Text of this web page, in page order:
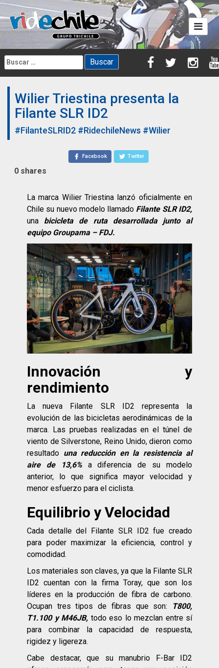
Skip
to
content
Buscar:
Wilier Triestina presenta la
Filante SLR ID2
#FilanteSLRID2 #RidechileNews #Wilier
Facebook Twitter
0 shares
La marca Wilier Triestina lanzó oficialmente en
Chile su nuevo modelo llamado Filante SLR ID2,
una bicicleta de ruta desarrollada junto al
equipo Groupama – FDJ.
Innovación y
rendimiento
La nueva Filante SLR ID2 representa la
evolución de las bicicletas aerodinámicas de la
marca. Las pruebas realizadas en el túnel de
viento de Silverstone, Reino Unido, dieron como
resultado una reducción en la resistencia al
aire de 13,6%a diferencia de su modelo
anterior, lo que significa mayor velocidad y
menor esfuerzo para el ciclista.
Equilibrio y Velocidad
Cada detalle del Filante SLR ID2 fue creado
para poder maximizar la eficiencia, control y
comodidad.
Los materiales son claves, ya que la Filante SLR
ID2 cuentan con la firma Toray, que son los
líderes en la producción de fibra de carbono.
Ocupan tres tipos de fibras que son:
T800,
T1.100 y M46JB, todo eso lo mezclan entre sí
para combinar la capacidad de respuesta,
rigidez y ligereza.
Cabe destacar, que su manubrio F-Bar ID2